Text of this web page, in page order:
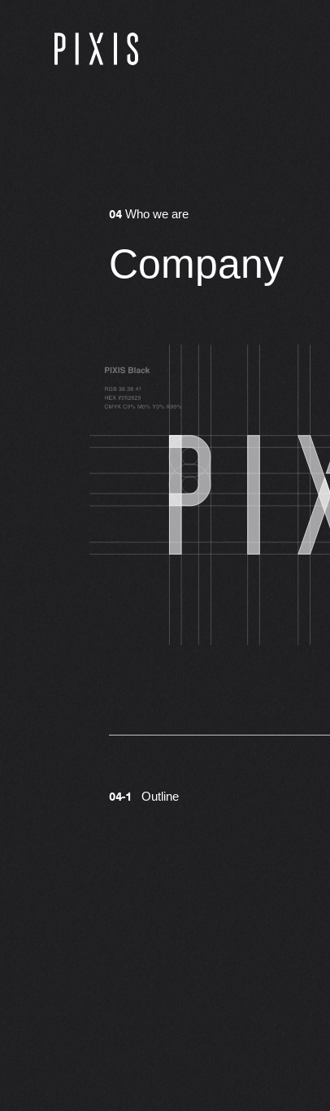
04 Who we are
Company
Outline